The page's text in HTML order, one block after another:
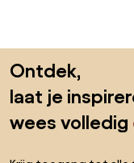
Ontdek,
laat je
wees volledig